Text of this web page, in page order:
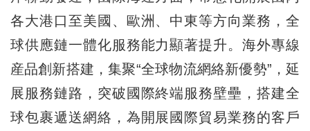
各大港口至美國、歐洲、中東等方向業務，全
球供應鏈一體化服務能力顯著提升。海外專線
産品創新搭建，集聚“全球物流網絡新優勢”，延
展服務鏈路，突破國際終端服務壁壘，搭建全
球包裹遞送網絡，為開展國際貿易業務的客戶